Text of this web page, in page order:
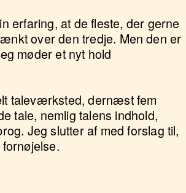
erfaring, at de fleste, der gerne
over den tredje. Men den er
møder et nyt hold
taleværksted, dernæst fem
tale, nemlig talens indhold,
Jeg slutter af med forslag til,